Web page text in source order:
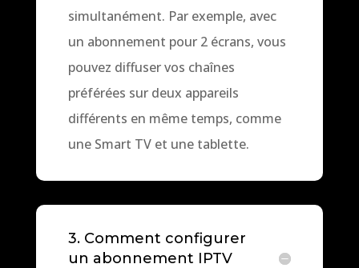
simultanément. Par exemple, avec
un abonnement pour 2 écrans, vous
pouvez diffuser vos chaînes
préférées sur deux appareils
différents en même temps, comme
une Smart TV et une tablette.
3. Comment configurer
un abonnement IPTV